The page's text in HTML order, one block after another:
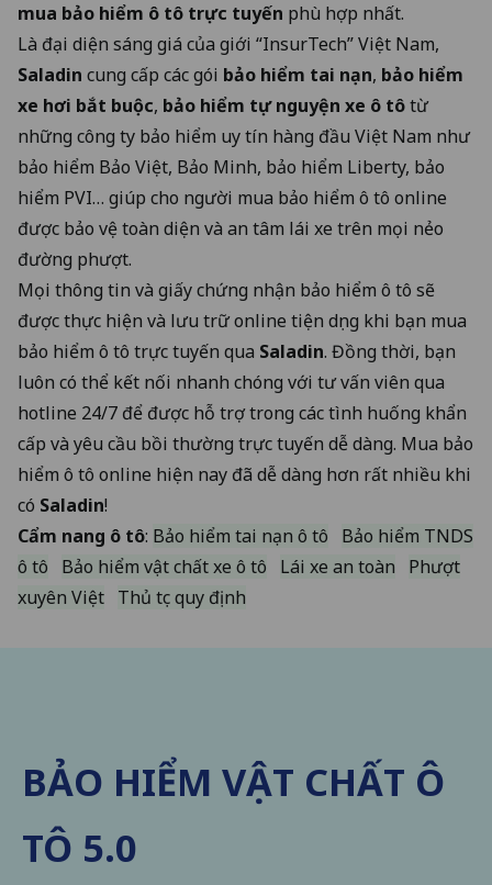
mua bảo hiểm ô tô trực tuyến phù hợp nhất.
Là đại diện sáng giá của giới “InsurTech” Việt Nam,
Saladin cung cấp các gói bảo hiểm tai nạn, bảo hiểm
xe hơi bắt buộc, bảo hiểm tự nguyện xe ô tôtừ
những công ty bảo hiểm uy tín hàng đầu Việt Nam như
bảo hiểm Bảo Việt, Bảo Minh, bảo hiểm Liberty, bảo
hiểm PVI… giúp cho người mua bảo hiểm ô tô online
được bảo vệ toàn diện và an tâm lái xe trên mọi nẻo
đường phượt.
Mọi thông tin và giấy chứng nhận bảo hiểm ô tô sẽ
được thực hiện và lưu trữ online tiện dụng khi bạn mua
bảo hiểm ô tô trực tuyến qua Saladin. Đồng thời, bạn
luôn có thể kết nối nhanh chóng với tư vấn viên qua
hotline 24/7 để được hỗ trợ trong các tình huống khẩn
cấp và yêu cầu bồi thường trực tuyến dễ dàng. Mua bảo
hiểm ô tô online hiện nay đã dễ dàng hơn rất nhiều khi
có Saladin!
Cẩm nang ô tô: Bảo hiểm tai nạn ô tô
Bảo hiểm TNDS
ô tô
Bảo hiểm vật chất xe ô tô Lái xe an toàn
Phượt
xuyên Việt Thủ tục quy định
BẢO HIỂM VẬT CHẤT Ô
TÔ 5.0